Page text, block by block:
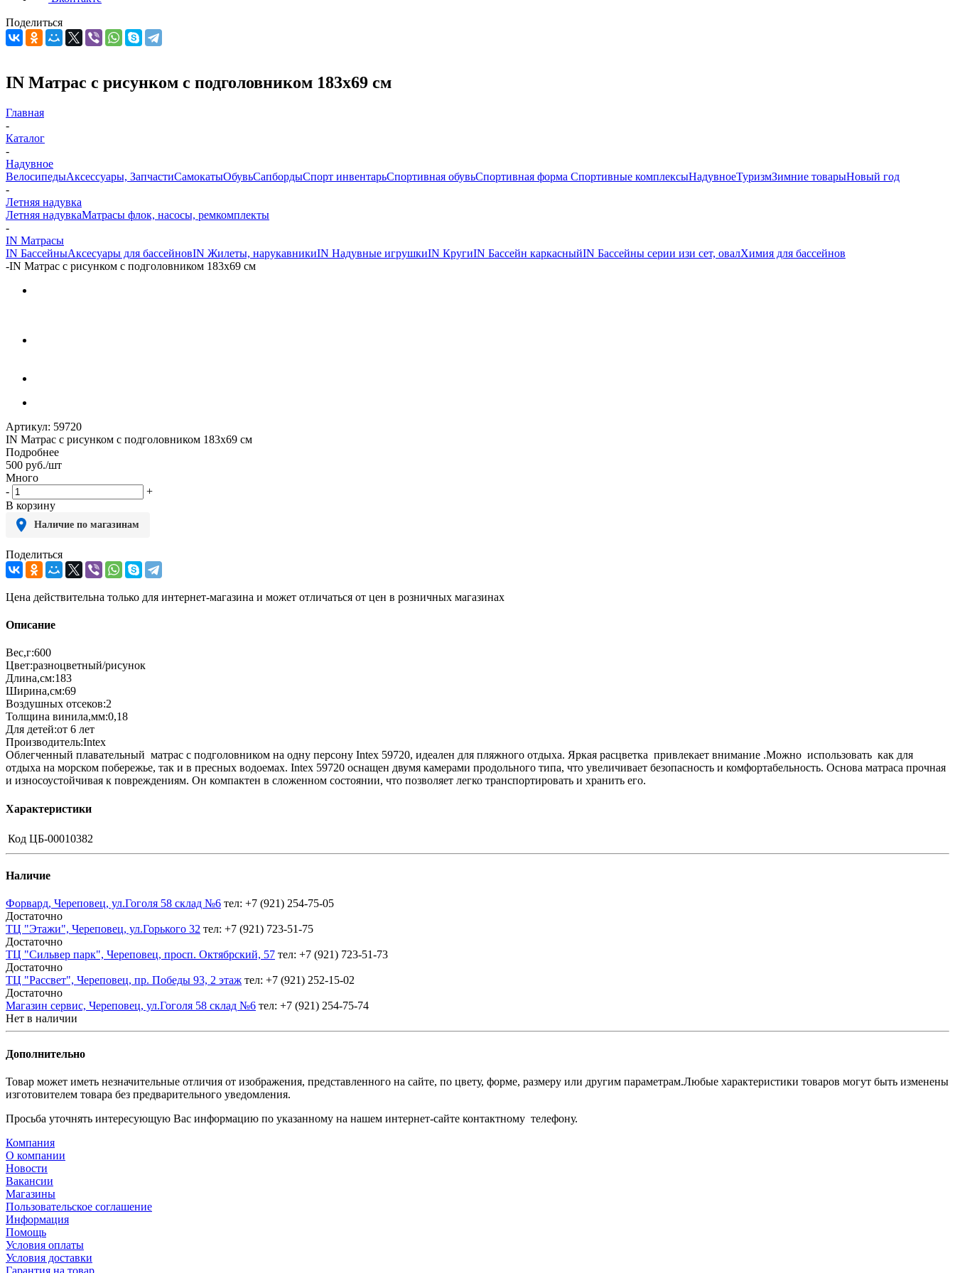
Поделиться
IN Матрас с рисунком с подголовником 183х69 см
Главная
-
Каталог
-
Надувное
ВелосипедыАксессуары, ЗапчастиСамокатыОбувьСапбордыСпорт инвентарьСпортивная обувьСпортивная форма Спортивные комплексыНадувноеТуризмЗимние товарыНовый год
-
Летняя надувка
Летняя надувкаМатрасы флок, насосы, ремкомплекты
-
IN Матрасы
IN БассейныАксесуары для бассейновIN Жилеты, нарукавникиIN Надувные игрушкиIN КругиIN Бассейн каркасныйIN Бассейны серии изи сет, овалХимия для бассейнов
-IN Матрас с рисунком с подголовником 183х69 см
Артикул: 59720
IN Матрас с рисунком с подголовником 183х69 см
Подробнее
500 руб./шт
Много
-
+
В корзину
Наличие по магазинам
Поделиться
Цена действительна только для интернет-магазина и может отличаться от цен в розничных магазинах
Описание
Вес,г:600
Цвет:разноцветный/рисунок
Длина,см:183
Ширина,см:69
Воздушных отсеков:2
Толщина винила,мм:0,18
Для детей:от 6 лет
Производитель:Intex
Облегченный плавательный матрас с подголовником на одну персону Intex 59720, идеален для пляжного отдыха. Яркая расцветка привлекает внимание .Можно использовать как для
отдыха на морском побережье, так и в пресных водоемах. Intex 59720 оснащен двумя камерами продольного типа, что увеличивает безопасность и комфортабельность. Основа матраса прочная
и износоустойчивая к повреждениям. Он компактен в сложенном состоянии, что позволяет легко транспортировать и хранить его.
Характеристики
Код ЦБ-00010382
Наличие
Форвард, Череповец, ул.Гоголя 58 склад №6 тел: +7 (921) 254-75-05
Достаточно
ТЦ "Этажи", Череповец, ул.Горького 32 тел: +7 (921) 723-51-75
Достаточно
ТЦ "Сильвер парк", Череповец, просп. Октябрский, 57 тел: +7 (921) 723-51-73
Достаточно
ТЦ "Рассвет", Череповец, пр. Победы 93, 2 этаж тел: +7 (921) 252-15-02
Достаточно
Магазин сервис, Череповец, ул.Гоголя 58 склад №6 тел: +7 (921) 254-75-74
Нет в наличии
Дополнительно
Товар может иметь незначительные отличия от изображения, представленного на сайте, по цвету, форме, размеру или другим параметрам.Любые характеристики товаров могут быть изменены
изготовителем товара без предварительного уведомления.
Просьба уточнять интересующую Вас информацию по указанному на нашем интернет-сайте контактному телефону.
Компания
О компании
Новости
Вакансии
Магазины
Пользовательское соглашение
Информация
Помощь
Условия оплаты
Условия доставки
Гарантия на товар